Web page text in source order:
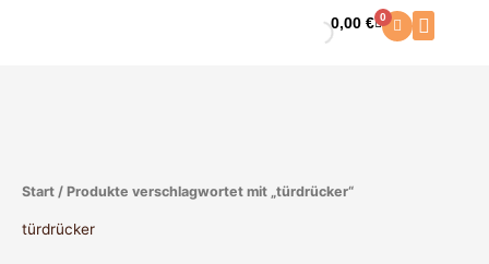
0,00€ 0
Warenkorb
Start / Produkte verschlagwortet mit „türdrücker“
türdrücker